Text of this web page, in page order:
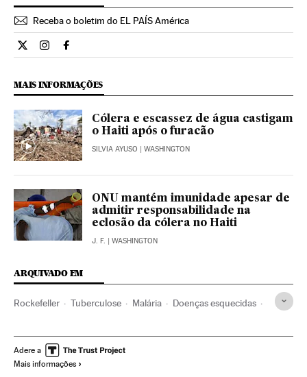
Receba o boletim do EL PAÍS América
Ciencia El País Brasil en Twitter
Ciencia El País Brasil en Instagram
Ciencia El País Brasil en Facebook
MAIS INFORMAÇÕES
Cólera e escassez de água castigam
o Haiti após o furacão
SILVIA AYUSO | WASHINGTON
ONU mantém imunidade apesar de
admitir responsabilidade na
eclosão da cólera no Haiti
J. F. | WASHINGTON
ARQUIVADO EM
Rockefeller Tuberculose Malária Doenças esquecidas
Doenças infecciosas Fundações
Medicina
Adere a
Mais informações